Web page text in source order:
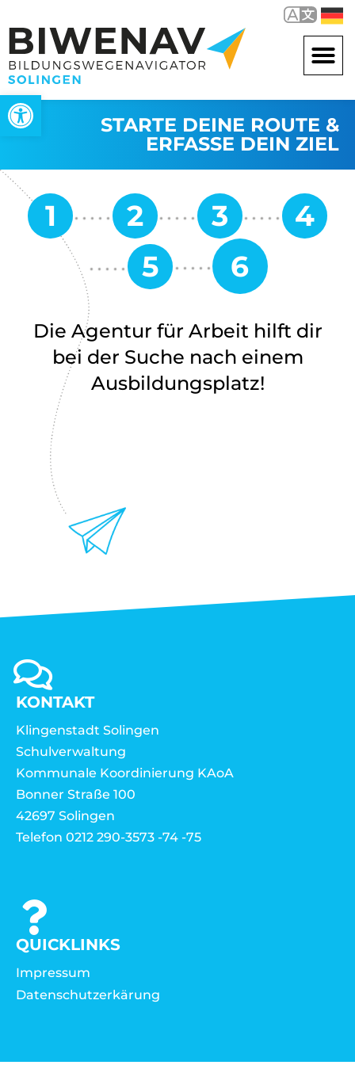
Werkzeugleiste öffnen
STARTE DEINE ROUTE &
ERFASSE DEIN ZIEL
Die Agentur für Arbeit hilft dir
bei der Suche nach einem
Ausbildungsplatz!
KONTAKT
Klingenstadt Solingen
Schulverwaltung
Kommunale Koordinierung KAoA
Bonner Straße 100
42697 Solingen
Telefon 0212 290-3573 -74 -75
QUICKLINKS
Impressum
Datenschutzerkärung